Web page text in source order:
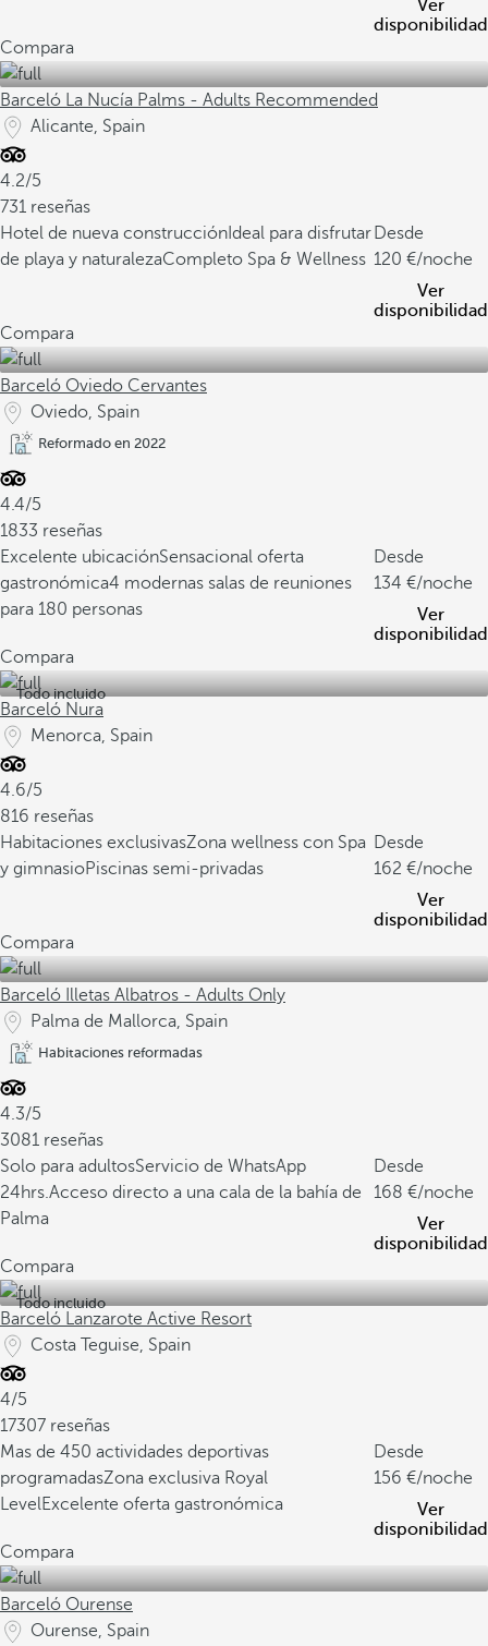
Ver
disponibilidad
Compara
Barceló La Nucía Palms - Adults Recommended
Alicante, Spain
4.2/5
731 reseñas
Hotel de nueva construcción Ideal para disfrutar
de playa y naturalezaCompleto Spa & Wellness
Desde
120
/noche
Ver
disponibilidad
Compara
Barceló Oviedo Cervantes
Oviedo, Spain
Reformado en 2022
4.4/5
1833 reseñas
Excelente ubicaciónSensacional oferta
gastronómica4 modernas salas de reuniones
para 180 personas
Desde
134
/noche
Ver
disponibilidad
Compara
Todo incluido
Barceló Nura
Menorca, Spain
4.6/5
816 reseñas
Habitaciones exclusivasZona wellness con Spa
y gimnasioPiscinas semi-privadas
Desde
162
/noche
Ver
disponibilidad
Compara
Barceló Illetas Albatros - Adults Only
Palma de Mallorca, Spain
Habitaciones reformadas
4.3/5
3081 reseñas
Solo para adultosServicio de WhatsApp
24hrs.Acceso directo a una cala de la bahía de
Palma
Desde
168
/noche
Ver
disponibilidad
Compara
Todo incluido
Barceló Lanzarote Active Resort
Costa Teguise, Spain
4/5
17307 reseñas
Mas de 450 actividades deportivas
programadasZona exclusiva Royal
LevelExcelente oferta gastronómica
Desde
156
/noche
Ver
disponibilidad
Compara
Barceló Ourense
Ourense, Spain